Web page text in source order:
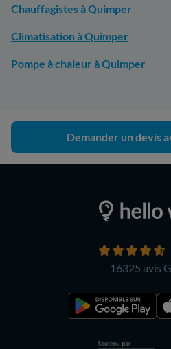
Chauffagistes à Quimper
Climatisation à Quimper
Pompe à chaleur à Quimper
Demander un devis
16325 avis